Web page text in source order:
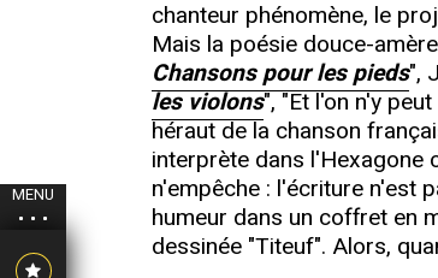
MENU
chanteur phénomène, le
Mais la poésie douce-
Chansons pour les pieds",
les violons", "Et l'on n'y
héraut de la chanson
interprète dans l'Hexagone
n'empêche : l'écriture n'est
humeur dans un coffret en
dessinée "Titeuf". Alors,